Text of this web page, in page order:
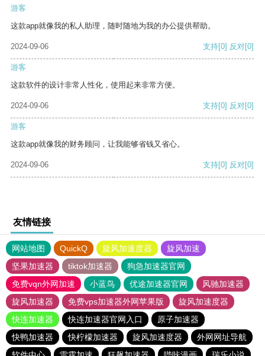
游客
这款app就像我的私人助理，随时随地为我的办公提供帮助。
2024-09-06 支持[0] 反对[0]
游客
这款软件的设计非常人性化，使用起来非常方便。
2024-09-06 支持[0] 反对[0]
游客
这款app就像我的财务顾问，让我能够省钱又省心。
2024-09-06 支持[0] 反对[0]
友情链接
网站地图 QuickQ 旋风加速度器
旋风加速
坚果加速器
tiktok加速器
狗急加速器官网
免费vqn外网加速
小蓝鸟 优途加速器官网
风驰加速器
旋风加速器
免费vps加速器外网苹果版
旋风加速度器
快连加速器
快连加速器官网入口
原子加速器
快鸭加速器
快柠檬加速器 旋风加速度器
外网网址导航